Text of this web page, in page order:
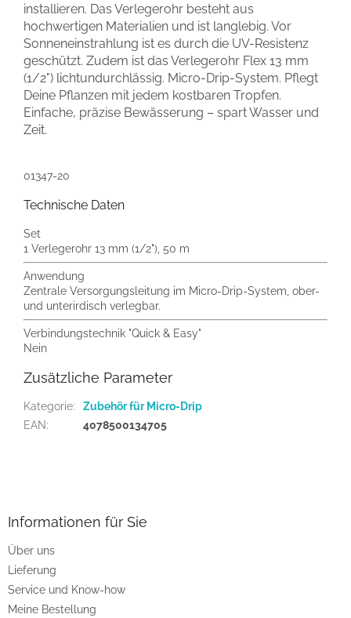
installieren. Das Verlegerohr besteht aus
hochwertigen Materialien und ist langlebig. Vor
Sonneneinstrahlung ist es durch die UV-Resistenz
geschützt. Zudem ist das Verlegerohr Flex 13 mm
(1/2") lichtundurchlässig. Micro-Drip-System. Pflegt
Deine Pflanzen mit jedem kostbaren Tropfen.
Einfache, präzise Bewässerung – spart Wasser und
Zeit.
01347-20
Technische Daten
Set
1 Verlegerohr 13 mm (1/2"), 50 m
Anwendung
Zentrale Versorgungsleitung im Micro-Drip-System, ober-
und unterirdisch verlegbar.
Verbindungstechnik "Quick & Easy"
Nein
Zusätzliche Parameter
Kategorie:
Zubehör für Micro-Drip
EAN: 4078500134705
e
Informationen für Sie
Über uns
Lieferung
Service und Know-how
Meine Bestellung